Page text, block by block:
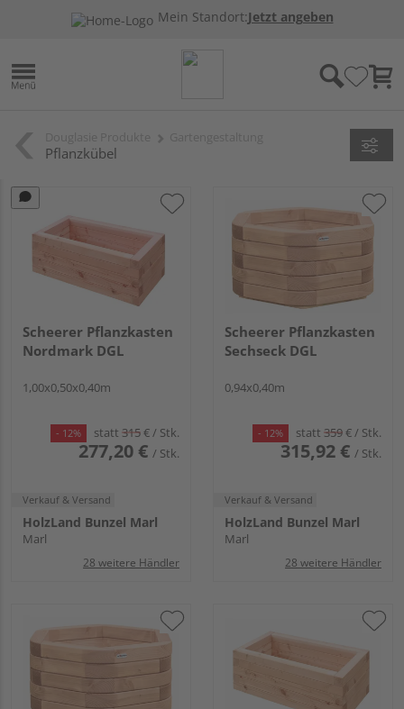
Mein Standort:Jetzt angeben
Pflanzkübel
Scheerer Pflanzkasten
Nordmark DGL
1,00x0,50x0,40m
- 12% statt 315€/ Stk.
277,20 € / Stk.
Verkauf & Versand
HolzLand Bunzel Marl
Marl
28 weitere Händler
Scheerer Pflanzkasten
Sechseck DGL
0,94x0,40m
- 12% statt 359€/ Stk.
315,92 € / Stk.
Verkauf & Versand
HolzLand Bunzel Marl
Marl
28 weitere Händler